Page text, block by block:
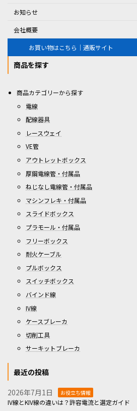
お知らせ
会社概要
お買い物はこちら｜通販サイト
商品を探す
商品カテゴリーから探す
電線
配線器具
レースウェイ
VE管
アウトレットボックス
厚鋼電線管・付属品
ねじなし電線管・付属品
マシンフレキ・付属品
スライドボックス
プラモール・付属品
フリーボックス
耐火ケーブル
プルボックス
スイッチボックス
バインド線
IV線
ケースブレーカ
切削工具
サーキットブレーカ
最近の投稿
2026年7月1日 お役立ち情報
IV線とKIV線の違いは？許容電流と選定ガイド